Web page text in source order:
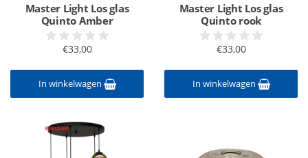
Master Light Los glas
Quinto Amber
€33,00
In winkelwagen
Master Light Los glas
Quinto rook
€33,00
In winkelwagen